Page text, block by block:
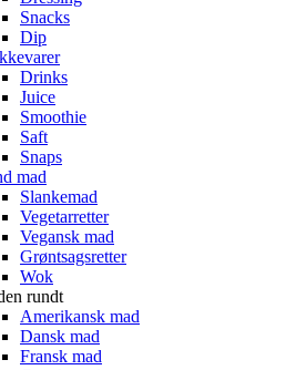
Snacks
Dip
Drinks
Juice
Smoothie
Saft
Snaps
mad
Slankemad
Vegetarretter
Vegansk mad
Grøntsagsretter
Wok
rundt
Amerikansk mad
Dansk mad
Fransk mad